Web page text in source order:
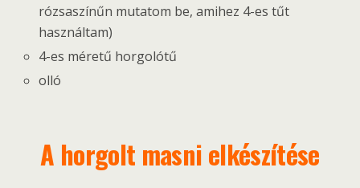
rózsaszínűn mutatom be, amihez 4-es tűt
használtam)
4-es méretű horgolótű
olló
A horgolt masni elkészítése